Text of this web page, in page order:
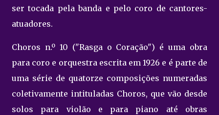
ser tocada pela banda e pelo coro de cantores-
atuadores.
Choros n.º 10 ("Rasga o Coração") é uma obra
para coro e orquestra escrita em 1926 e é parte de
uma série de quatorze composições numeradas
coletivamente intituladas Choros, que vão desde
solos para violão e para piano até obras